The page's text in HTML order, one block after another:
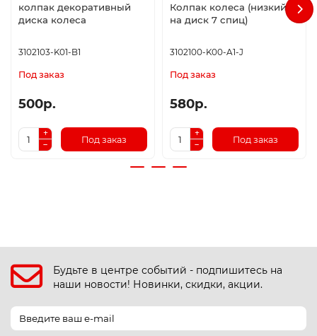
колпак декоративный
диска колеса
3102103-K01-B1
Под заказ
500р.
Под заказ
Колпак колеса (низкий
на диск 7 спиц)
3102100-K00-A1-J
Под заказ
580р.
Под заказ
Будьте в центре событий - подпишитесь на
наши новости! Новинки, скидки, акции.